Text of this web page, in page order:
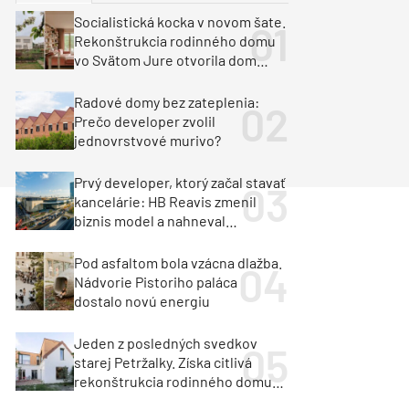
Klimatizácia a vetranie
Milan Murcka
Socialistická kocka v novom šate.
Rekonštrukcia rodinného domu
vo Svätom Jure otvorila dom
Radové domy bez zateplenia:
Prečo developer zvolil
jednovrstvové murivo?
Prvý developer, ktorý začal stavať
kancelárie: HB Reavis zmenil
biznis model a nahneval
Pod asfaltom bola vzácna dlažba.
Nádvorie Pistoriho paláca
dostalo novú energiu
Jeden z posledných svedkov
starej Petržalky. Získa citlivá
rekonštrukcia rodinného domu